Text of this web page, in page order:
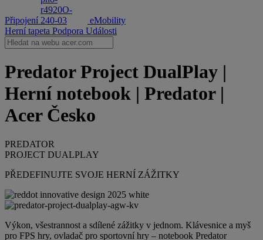
Připojení
eMobility
Herní tapeta Podpora Události
Predator Project DualPlay |
Herní notebook | Predator |
Acer Česko
PREDATOR
PROJECT DUALPLAY
PŘEDEFINUJTE SVOJE HERNÍ ZÁŽITKY
Výkon, všestrannost a sdílené zážitky v jednom. Klávesnice a myš
pro FPS hry, ovladač pro sportovní hry – notebook Predator